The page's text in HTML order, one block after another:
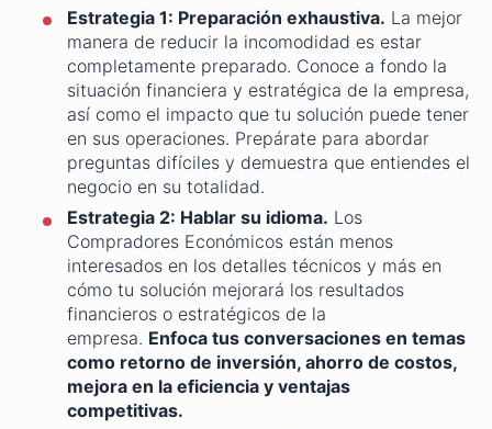
Estrategia 1: Preparación exhaustiva. La mejor
manera de reducir la incomodidad es estar
completamente preparado. Conoce a fondo la
situación financiera y estratégica de la empresa,
así como el impacto que tu solución puede tener
en sus operaciones. Prepárate para abordar
preguntas difíciles y demuestra que entiendes el
negocio en su totalidad.
Estrategia 2: Hablar su idioma. Los
Compradores Económicos están menos
interesados en los detalles técnicos y más en
cómo tu solución mejorará los resultados
financieros o estratégicos de la
empresa. Enfoca tus conversaciones en temas
como retorno de inversión, ahorro de costos,
mejora en la eficiencia y ventajas
competitivas.